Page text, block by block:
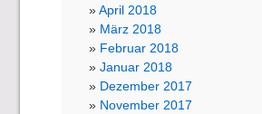
April 2018
März 2018
Februar 2018
Januar 2018
Dezember 2017
November 2017